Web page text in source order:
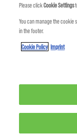
Please clickCookie Settings
You can manage the
in the footer.
Cookie Policy Imprint